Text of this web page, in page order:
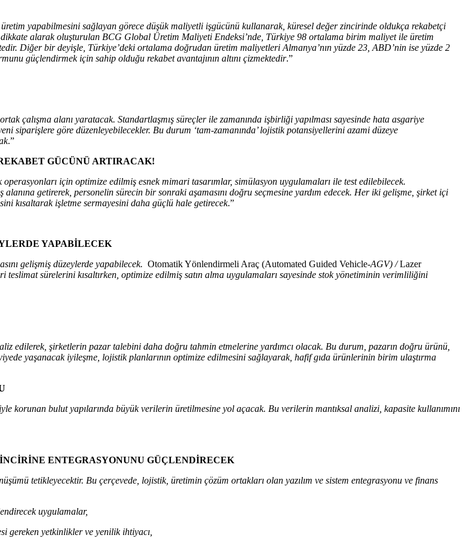
yapabilmesini sağlayan görece düşük maliyetli işgücünü kullanarak, küresel değer zincirinde oldukça rekabetçi
alarak oluşturulan BCG Global Üretim Maliyeti Endeksi’nde, Türkiye 98 ortalama birim maliyet ile üretim
Diğer bir deyişle, Türkiye’deki ortalama doğrudan üretim maliyetleri Almanya’nın yüzde 23, ABD’nin ise yüzde 2
güçlendirmek için sahip olduğu rekabet avantajının altını çizmektedir.”
çalışma alanı yaratacak. Standartlaşmış süreçler ile zamanında işbirliği yapılması sayesinde hata asgariye
siparişlere göre düzenleyebilecekler. Bu durum ‘tam-zamanında’ lojistik potansiyellerini azami düzeye
.”
GÜCÜNÜ ARTIRACAK!
için optimize edilmiş esnek mimari tasarımlar, simülasyon uygulamaları ile test edilebilecek.
getirerek, personelin sürecin bir sonraki aşamasını doğru seçmesine yardım edecek. Her iki gelişme, şirket içi
kısaltarak işletme sermayesini daha güçlü hale getirecek.”
YAPABİLECEK
gelişmiş düzeylerde yapabilecek. Otomatik Yönlendirmeli Araç (Automated Guided Vehicle-AGV) /Lazer
teslimat sürelerini kısaltırken, optimize edilmiş satın alma uygulamaları sayesinde stok yönetiminin verimliliğini
edilerek, şirketlerin pazar talebini daha doğru tahmin etmelerine yardımcı olacak. Bu durum, pazarın doğru ürünü,
yaşanacak iyileşme, lojistik planlarının optimize edilmesini sağlayarak, hafif gıda ürünlerinin birim ulaştırma
korunan bulut yapılarında büyük verilerin üretilmesine yol açacak. Bu verilerin mantıksal analizi, kapasite kullanımını
ENTEGRASYONUNU GÜÇLENDİRECEK
tetikleyecektir. Bu çerçevede, lojistik, üretimin çözüm ortakları olan yazılım ve sistem entegrasyonu ve finans
uygulamalar,
gereken yetkinlikler ve yenilik ihtiyacı,